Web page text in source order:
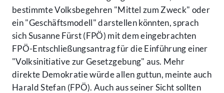
bestimmte Volksbegehren "Mittel zum Zweck" oder
ein "Geschäftsmodell" darstellen könnten, sprach
sich Susanne Fürst (FPÖ) mit dem eingebrachten
FPÖ-Entschließungsantrag für die Einführung einer
"Volksinitiative zur Gesetzgebung" aus. Mehr
direkte Demokratie würde allen guttun, meinte auch
Harald Stefan (FPÖ). Auch aus seiner Sicht sollten